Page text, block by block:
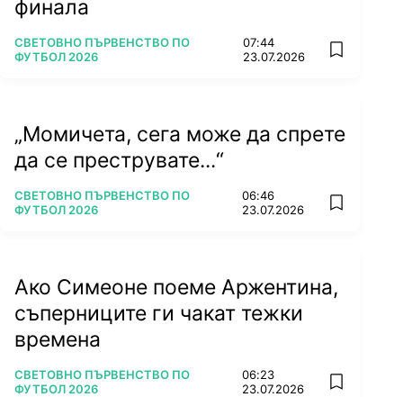
финала
ПОВЕЧЕ ОТ
СВЕТОВНО ПЪРВЕНСТВО ПО
ФУТБОЛ 2026
07:44
23.07.2026
add
„Момичета, сега може да спрете
да се преструвате...“
ПОВЕЧЕ ОТ
СВЕТОВНО ПЪРВЕНСТВО ПО
ФУТБОЛ 2026
06:46
23.07.2026
add
Ако Симеоне поеме Аржентина,
съперниците ги чакат тежки
времена
ПОВЕЧЕ ОТ
СВЕТОВНО ПЪРВЕНСТВО ПО
ФУТБОЛ 2026
06:23
23.07.2026
add